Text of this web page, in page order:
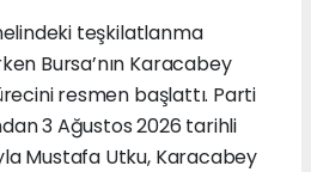
teşkilatlanma
Bursa’nın Karacabey
resmen başlattı. Parti
3 Ağustos 2026 tarihli
Mustafa Utku, Karacabey